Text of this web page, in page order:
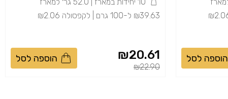
הוספה לסל
₪39.63 ל-100 גרם | לקפסולה ₪2.06
Price reduced from
₪22.90
to
₪20.61 הוספה לסל